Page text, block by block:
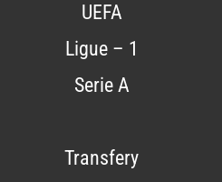
UEFA
Ligue – 1
Serie A
Transfery